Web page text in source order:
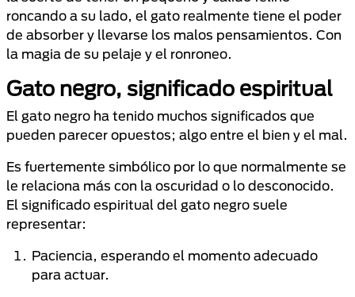
roncando a su lado, el gato realmente tiene el poder
de absorber y llevarse los malos pensamientos. Con
la magia de su pelaje y el ronroneo.
Gato negro, significado espiritual
El gato negro ha tenido muchos significados que
pueden parecer opuestos; algo entre el bien y el mal.
Es fuertemente simbólico por lo que normalmente se
le relaciona más con la oscuridad o lo desconocido.
El significado espiritual del gato negro suele
representar:
Paciencia, esperando el momento adecuado
para actuar.